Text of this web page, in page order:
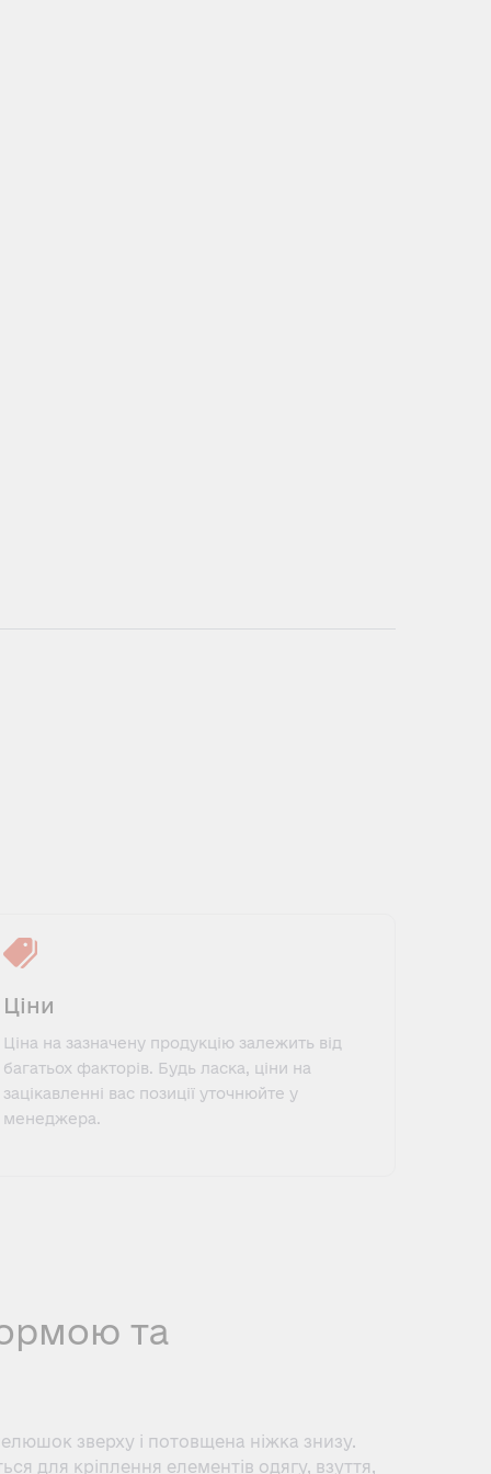
Ціни
Ціна на зазначену продукцію залежить від
багатьох факторів. Будь ласка, ціни на
зацікавленні вас позиції уточнюйте у
менеджера.
та
зверху і потовщена ніжка знизу.
для кріплення елементів одягу, взуття,